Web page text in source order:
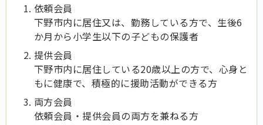
依頼会員
下野市内に居住又は、勤務している方で、生後6
か月から小学生以下の子どもの保護者
提供会員
下野市内に居住している20歳以上の方で、心身と
もに健康で、積極的に援助活動ができる方
両方会員
依頼会員・提供会員の両方を兼ねる方